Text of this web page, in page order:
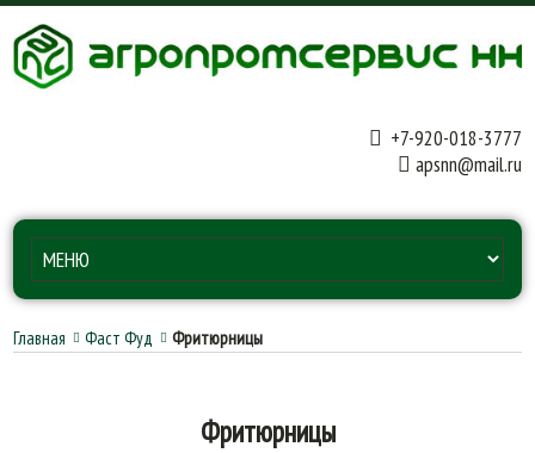
+7-920-018-3777
apsnn@mail.ru
Главная Фаст Фуд Фритюрницы
Фритюрницы